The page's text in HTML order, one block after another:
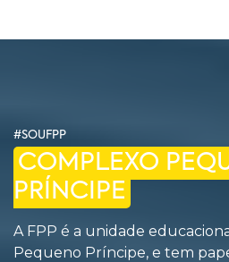
#SOUFPP
COMPLEXO
PRÍNCIPE
A FPP é a unidade
Pequeno Príncipe, e tem